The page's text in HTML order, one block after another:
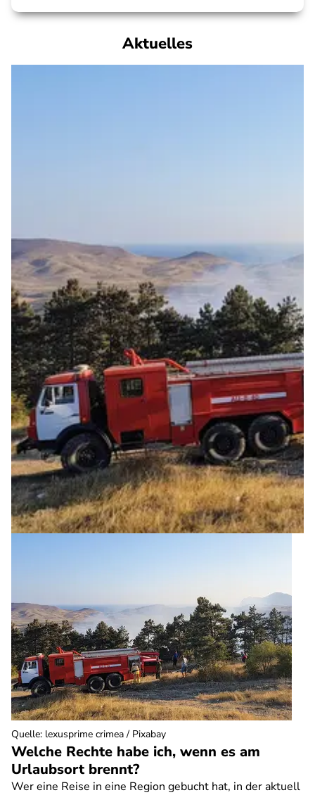
Aktuelles
Welche Rechte habe ich, wenn es am
Urlaubsort brennt?
Wer eine Reise in eine Region gebucht hat, in der aktuell
Quelle: lexusprime crimea / Pixabay